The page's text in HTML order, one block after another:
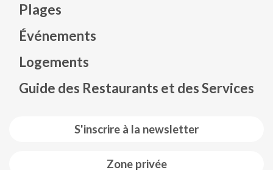
S'inscrire à la newsletter
Zone privée
Plages
Événements
Logements
Guide des Restaurants et des Services